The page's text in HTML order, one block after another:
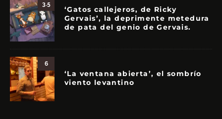
3.5
‘Gatos callejeros, de Ricky
Gervais’, la deprimente metedura
de pata del genio de Gervais.
6
‘La ventana abierta’, el sombrío
viento levantino